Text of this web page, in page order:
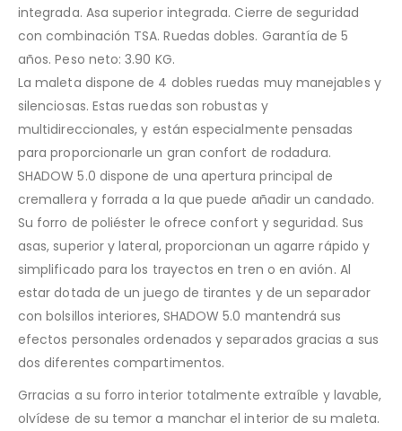
integrada. Asa superior integrada. Cierre de seguridad
con combinación TSA. Ruedas dobles. Garantía de 5
años. Peso neto: 3.90 KG.
La maleta dispone de 4 dobles ruedas muy manejables y
silenciosas. Estas ruedas son robustas y
multidireccionales, y están especialmente pensadas
para proporcionarle un gran confort de rodadura.
SHADOW 5.0 dispone de una apertura principal de
cremallera y forrada a la que puede añadir un candado.
Su forro de poliéster le ofrece confort y seguridad. Sus
asas, superior y lateral, proporcionan un agarre rápido y
simplificado para los trayectos en tren o en avión. Al
estar dotada de un juego de tirantes y de un separador
con bolsillos interiores, SHADOW 5.0 mantendrá sus
efectos personales ordenados y separados gracias a sus
dos diferentes compartimentos.
Grracias a su forro interior totalmente extraíble y lavable,
olvídese de su temor a manchar el interior de su maleta.